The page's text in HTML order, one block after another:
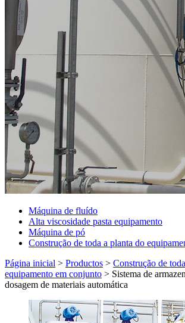
Máquina de fluído
Alta viscosidade pasta equipamento
Máquina de pó
Construção de toda a planta do
Página inicial > Productos > Construção de
equipamento em conjunto > Sistema de
dosagem de materiais automática